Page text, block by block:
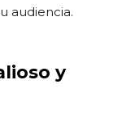
audiencia.
y